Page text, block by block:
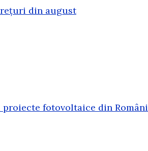
din august
proiecte fotovoltaice din